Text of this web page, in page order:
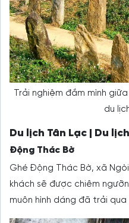
Trải nghiệm đắm mình
du
Du lịch Tân Lạc | Du
Động Thác Bờ
Ghé Động Thác Bờ, xã
khách sẽ được chiêm
muôn hình dáng đã trải qua